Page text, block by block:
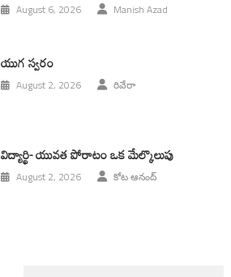
August 6, 2026 Manish Azad
యుగ స్వ‌రం
August 2, 2026 రివేరా
విద్యార్థి- యువత పోరాటం ఒక మేల్కొలుపు
August 2, 2026 కోట ఆనంద్